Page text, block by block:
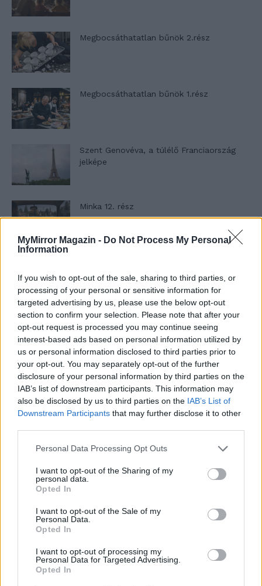
MyMirror Magazin - Do Not Process My Personal
Information
If you wish to opt-out of the sale, sharing to third parties, or
processing of your personal or sensitive information for
targeted advertising by us, please use the below opt-out
section to confirm your selection. Please note that after your
opt-out request is processed you may continue seeing
interest-based ads based on personal information utilized by
us or personal information disclosed to third parties prior to
your opt-out. You may separately opt-out of the further
disclosure of your personal information by third parties on the
IAB’s list of downstream participants. This information may
also be disclosed by us to third parties on the IAB’s List of
Downstream Participants that may further disclose it to other
Personal Data Processing Opt Outs
I want to opt-out of the Sharing of my
personal data.
Opted In
I want to opt-out of the Sale of my
Personal Data.
Opted In
I want to opt-out of processing my
Personal Data for Targeted Advertising.
Opted In
Megbocsáthatatlan bűnök 2.rész
Megbocsáthatatlan bűnök 1.rész
Szent Genovéva, a túlélő Franciaország
jelképe
Minka 12. rész
T. szereti a fiatal lányokat 14. rész
Pedig szóltam… – Miért nem hiszünk a
nőknek, amikor segítséget kérnek?
A legidegesítőbb kifejezések laza